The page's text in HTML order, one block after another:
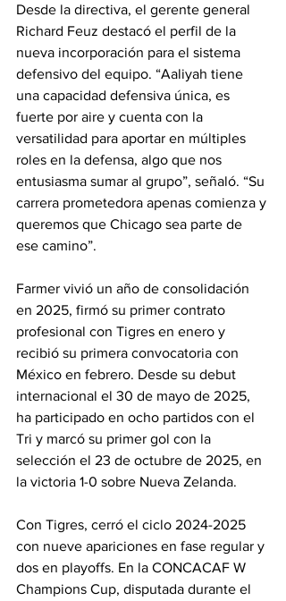
Desde la directiva, el gerente general
Richard Feuz destacó el perfil de la
nueva incorporación para el sistema
defensivo del equipo. “Aaliyah tiene
una capacidad defensiva única, es
fuerte por aire y cuenta con la
versatilidad para aportar en múltiples
roles en la defensa, algo que nos
entusiasma sumar al grupo”, señaló. “Su
carrera prometedora apenas comienza y
queremos que Chicago sea parte de
ese camino”.
Farmer vivió un año de consolidación
en 2025, firmó su primer contrato
profesional con Tigres en enero y
recibió su primera convocatoria con
México en febrero. Desde su debut
internacional el 30 de mayo de 2025,
ha participado en ocho partidos con el
Tri y marcó su primer gol con la
selección el 23 de octubre de 2025, en
la victoria 1-0 sobre Nueva Zelanda.
Con Tigres, cerró el ciclo 2024-2025
con nueve apariciones en fase regular y
dos en playoffs. En la CONCACAF W
Champions Cup, disputada durante el